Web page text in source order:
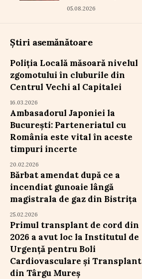
05.08.2026
Știri asemănătoare
Poliția Locală măsoară nivelul
zgomotului în cluburile din
Centrul Vechi al Capitalei
16.03.2026
Ambasadorul Japoniei la
București: Parteneriatul cu
România este vital în aceste
timpuri incerte
20.02.2026
Bărbat amendat după ce a
incendiat gunoaie lângă
magistrala de gaz din Bistrița
25.02.2026
Primul transplant de cord din
2026 a avut loc la Institutul de
Urgență pentru Boli
Cardiovasculare și Transplant
din Târgu Mureș